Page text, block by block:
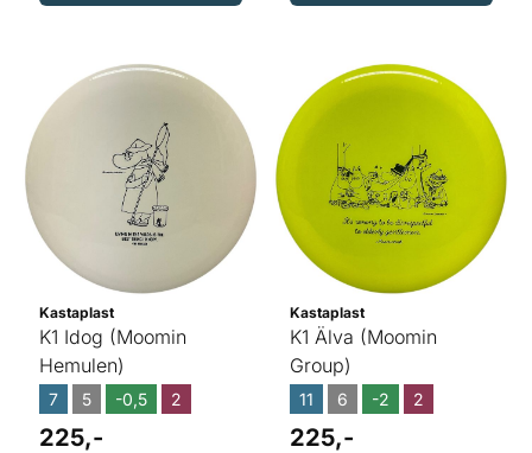
Kastaplast
K1 Idog (Moomin
Hemulen)
7 5 -0,5 2
225,-
Kastaplast
K1 Älva (Moomin
Group)
11 6 -2 2
225,-